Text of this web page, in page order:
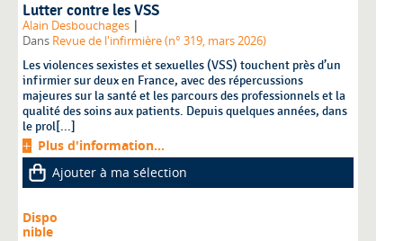
Lutter contre les VSS
Alain Desbouchages |
Dans Revue de l'infirmière (n° 319, mars 2026)
Les violences sexistes et sexuelles (VSS) touchent près d’un
infirmier sur deux en France, avec des répercussions
majeures sur la santé et les parcours des professionnels et la
qualité des soins aux patients. Depuis quelques années, dans
le prol[...]
Plus d'information...
Ajouter à ma sélection
Dispo
nible